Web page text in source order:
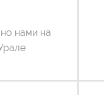
нами на